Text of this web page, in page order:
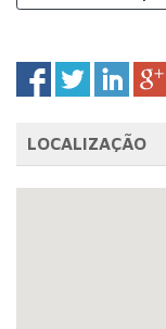
LOCALIZAÇÃO